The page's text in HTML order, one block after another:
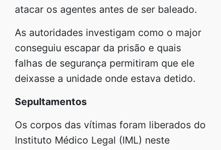
atacar os agentes antes de ser baleado.
As autoridades investigam como o major
conseguiu escapar da prisão e quais
falhas de segurança permitiram que ele
deixasse a unidade onde estava detido.
Sepultamentos
Os corpos das vítimas foram liberados do
Instituto Médico Legal (IML) neste